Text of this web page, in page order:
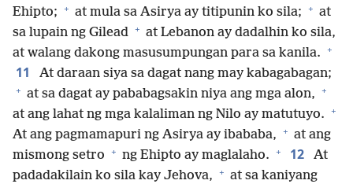
Ehipto; + at mula sa Asirya ay titipunin ko sila; + at
sa lupain ng Gilead + at Lebanon ay dadalhin ko sila,
at walang dakong masusumpungan para sa kanila. +
11 At daraan siya sa dagat nang may kabagabagan;
+ at sa dagat ay pababagsakin niya ang mga alon, +
at ang lahat ng mga kalaliman ng Nilo ay matutuyo. +
At ang pagmamapuri ng Asirya ay ibababa, + at ang
mismong setro + ng Ehipto ay maglalaho. + 12
At
padadakilain ko sila kay Jehova, + at sa kaniyang